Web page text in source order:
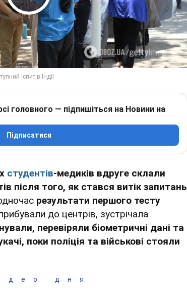
Play Video
головного — підпишіться на Новини на
Підписатися
студентів-медиків вдруге склали
після того, як стався витік запитань
результати першого тесту
до центрів, зустрічала
перевіряли біометричні дані та
поки поліція та військові стояли
дня